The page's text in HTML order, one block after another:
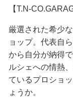
【T.N-
厳選された希少
ョップ。代表自
から自分が納得
ルシェへの情熱
ているプロショ
ょうか。